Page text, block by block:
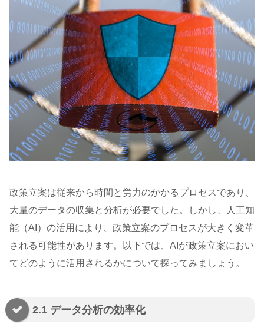
政策立案は従来から時間と労力のかかるプロセスであり、
大量のデータの収集と分析が必要でした。しかし、人工知
能（AI）の活用により、政策立案のプロセスが大きく変革
される可能性があります。以下では、AIが政策立案におい
てどのように活用されるかについて探ってみましょう。
2.1 データ分析の効率化